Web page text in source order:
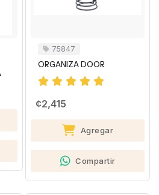
75847
ORGANIZA DOOR
¢2,415
Agregar
Compartir